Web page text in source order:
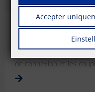
Cuivre modulaire
de connexion et les
Accepter